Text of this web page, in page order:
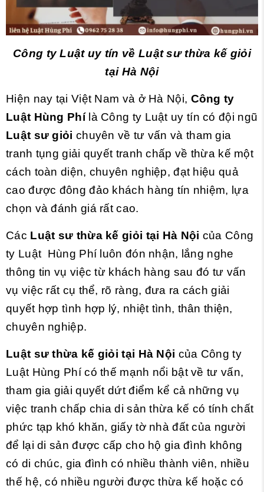
Công ty Luật uy tín về Luật sư thừa kế giỏi
tại Hà Nội
Hiện nay tại Việt Nam và ở Hà Nội, Công ty
Luật Hùng Phílà Công ty Luật uy tín có đội ngũ
Luật sư giỏi chuyên về tư vấn và tham gia
tranh tụng giải quyết tranh chấp về thừa kế một
cách toàn diện, chuyên nghiệp, đạt hiệu quả
cao được đông đảo khách hàng tín nhiệm, lựa
chọn và đánh giá rất cao.
Các Luật sư thừa kế giỏi tại Hà Nội của Công
ty Luật Hùng Phí luôn đón nhận, lắng nghe
thông tin vụ việc từ khách hàng sau đó tư vấn
vụ việc rất cụ thể, rõ ràng, đưa ra cách giải
quyết hợp tình hợp lý, nhiệt tình, thân thiện,
chuyên nghiệp.
Luật sư thừa kế giỏi tại Hà Nội của Công ty
Luật Hùng Phí có thế mạnh nổi bật về tư vấn,
tham gia giải quyết dứt điểm kể cả những vụ
việc tranh chấp chia di sản thừa kế có tính chất
phức tạp khó khăn, giấy tờ nhà đất của người
để lại di sản được cấp cho hộ gia đình không
có di chúc, gia đình có nhiều thành viên, nhiều
thế hệ, có nhiều người được thừa kế hoặc có